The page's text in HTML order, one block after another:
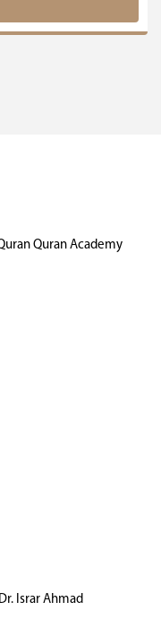
Quran Academy
Israr Ahmad